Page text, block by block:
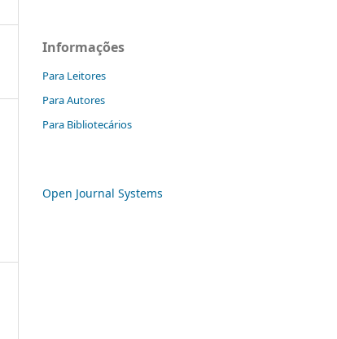
Informações
Para Leitores
Para Autores
Para Bibliotecários
Open Journal Systems